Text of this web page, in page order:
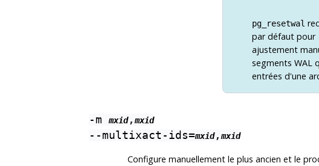
pg_resetwal
par défaut pour
ajustement
segments WAL
entrées d'une
-mmxid,mxid
--multixact-ids=mxid,mxid
Configure manuellement le plus ancien et le